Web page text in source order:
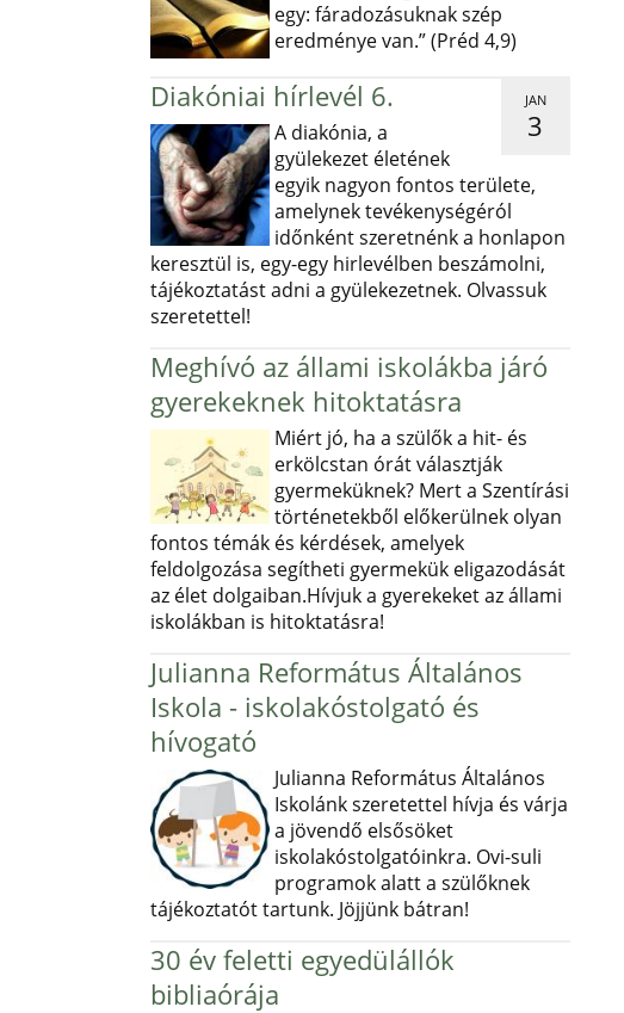
egy: fáradozásuknak szép
eredménye van.” (Préd 4,9)
JAN
3
Diakóniai hírlevél 6.
A diakónia, a
gyülekezet életének
egyik nagyon fontos területe,
amelynek tevékenységéról
időnként szeretnénk a honlapon
keresztül is, egy-egy hirlevélben beszámolni,
tájékoztatást adni a gyülekezetnek. Olvassuk
szeretettel!
Meghívó az állami iskolákba járó
gyerekeknek hitoktatásra
Miért jó, ha a szülők a hit- és
erkölcstan órát választják
gyermeküknek? Mert a Szentírási
történetekből előkerülnek olyan
fontos témák és kérdések, amelyek
feldolgozása segítheti gyermekük eligazodását
az élet dolgaiban.Hívjuk a gyerekeket az állami
iskolákban is hitoktatásra!
Julianna Református Általános
Iskola - iskolakóstolgató és
hívogató
Julianna Református Általános
Iskolánk szeretettel hívja és várja
a jövendő elsősöket
iskolakóstolgatóinkra. Ovi-suli
programok alatt a szülőknek
tájékoztatót tartunk. Jöjjünk bátran!
30 év feletti egyedülállók
bibliaórája